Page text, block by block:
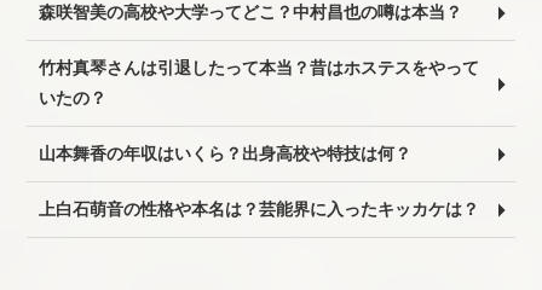
森咲智美の高校や大学ってどこ？中村昌也の噂は本当？
竹村真琴さんは引退したって本当？昔はホステスをやって
いたの？
山本舞香の年収はいくら？出身高校や特技は何？
上白石萌音の性格や本名は？芸能界に入ったキッカケは？